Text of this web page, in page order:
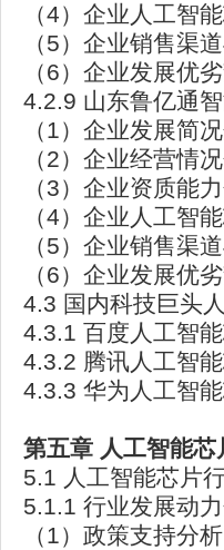
（4）企业人工智
（5）企业销售渠
（6）企业发展优
4.2.9 山东鲁亿通
（1）企业发展简
（2）企业经营情
（3）企业资质能
（4）企业人工智
（5）企业销售渠
（6）企业发展优
4.3 国内科技巨头
4.3.1 百度人工智
4.3.2 腾讯人工智
4.3.3 华为人工智
第五章 人工智能
5.1 人工智能芯片
5.1.1 行业发展动
（1）政策支持分析